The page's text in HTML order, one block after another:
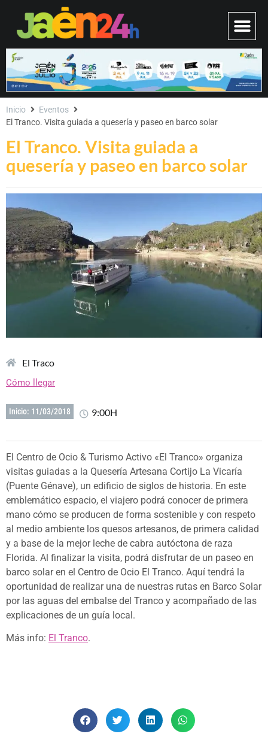
El Tranco. Visita guiada a
quesería y paseo en barco solar
Inicio
Eventos
El Tranco. Visita guiada a quesería y paseo en barco solar
El Traco
Cómo llegar
Inicio: 11/03/2018 9:00H
El Centro de Ocio & Turismo Activo «El Tranco» organiza
visitas guiadas a la Quesería Artesana Cortijo La Vicaría
(Puente Génave), un edificio de siglos de historia. En este
emblemático espacio, el viajero podrá conocer de primera
mano cómo se producen de forma sostenible y con respeto
al medio ambiente los quesos artesanos, de primera calidad
y a base de la mejor leche de cabra autóctona de raza
Florida. Al finalizar la visita, podrá disfrutar de un paseo en
barco solar en el Centro de Ocio El Tranco. Aquí tendrá la
oportunidad de realizar una de nuestras rutas en Barco Solar
por las aguas del embalse del Tranco y acompañado de las
explicaciones de un guía local.
Más info: El Tranco.